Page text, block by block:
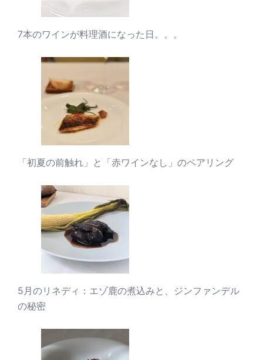
7本のワインが料理酒になった日。。。
「初夏の前触れ」と「赤ワインなし」のペアリング
5月のリネディ：エゾ鹿の煮込みと、ジンファンデル
の秘密